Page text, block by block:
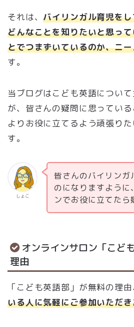
それは、バイリンガル育児を
どんなことを知りたいと思っ
とでつまずいているのか、ニ
す。
当ブログはこども英語につい
が、皆さんの疑問に思っている
よりお役に立てるよう頑張り
す。
しょこ
皆さんのバイリンガ
のになりますように
ンでお役に立てたら
オンラインサロン「こど
理由
「こども英語部」が無料の理
いる人に気軽にご参加いただ